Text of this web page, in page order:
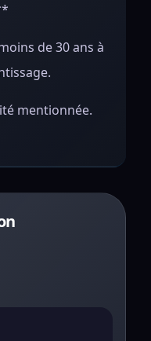
de 30 ans à
mentionnée.